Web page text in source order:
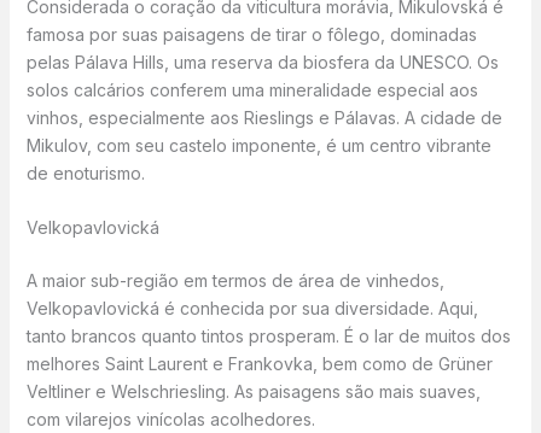
Considerada o coração da viticultura morávia, Mikulovská é
famosa por suas paisagens de tirar o fôlego, dominadas
pelas Pálava Hills, uma reserva da biosfera da UNESCO. Os
solos calcários conferem uma mineralidade especial aos
vinhos, especialmente aos Rieslings e Pálavas. A cidade de
Mikulov, com seu castelo imponente, é um centro vibrante
de enoturismo.
Velkopavlovická
A maior sub-região em termos de área de vinhedos,
Velkopavlovická é conhecida por sua diversidade. Aqui,
tanto brancos quanto tintos prosperam. É o lar de muitos dos
melhores Saint Laurent e Frankovka, bem como de Grüner
Veltliner e Welschriesling. As paisagens são mais suaves,
com vilarejos vinícolas acolhedores.